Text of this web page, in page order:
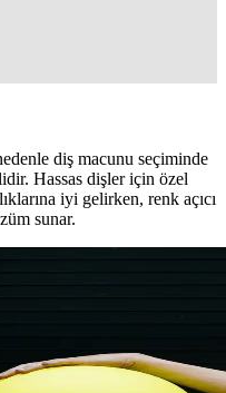
diş macunu seçiminde
Hassas dişler için özel
iyi gelirken, renk açıcı
sunar.